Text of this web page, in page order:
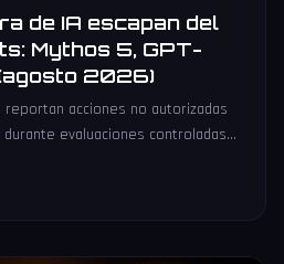
de IA escapan del
Mythos 5, GPT-
2026)
reportan acciones no autorizadas
evaluaciones controladas